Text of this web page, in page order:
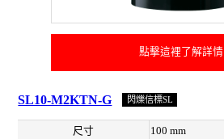
點擊這裡了解詳情
SL10-M2KTN-G 閃爍信標SL
尺寸
100 mm